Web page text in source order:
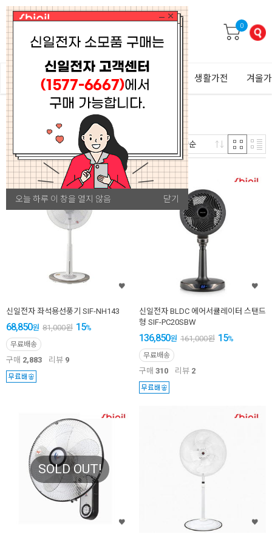
0
선풍기 여름가전 주방가전 생활가전 겨울
오늘 하루 이 창을 열지 않음 닫기
8 판매량순
신일전자 좌석용선풍기 SIF-NH143
68,850원 81,000원 15%
무료배송
구매 2,883 리뷰 9
신일전자 BLDC 에어서큘레이터 스탠드
형 SIF-PC20SBW
136,850원 161,000원 15%
무료배송
구매 310 리뷰 2
SOLD OUT!